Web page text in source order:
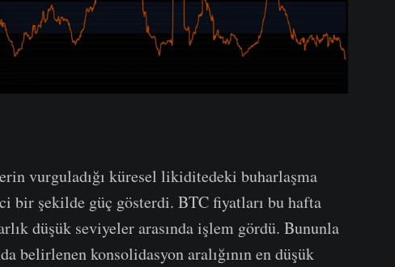
vurguladığı küresel likiditedeki buharlaşma
bir şekilde güç gösterdi. BTC fiyatları bu hafta
düşük seviyeler arasında işlem gördü. Bununla
belirlenen konsolidasyon aralığının en düşük